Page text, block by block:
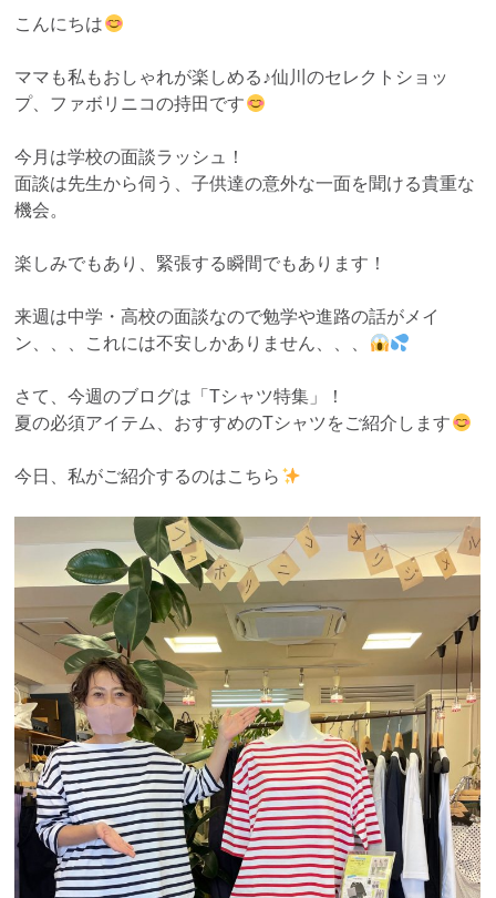
こんにちは
ママも私もおしゃれが楽しめる♪仙川のセレクトショッ
プ、ファボリニコの持田です
今月は学校の面談ラッシュ！
面談は先生から伺う、子供達の意外な一面を聞ける貴重な
機会。
楽しみでもあり、緊張する瞬間でもあります！
来週は中学・高校の面談なので勉学や進路の話がメイ
ン、、、これには不安しかありません、、、
さて、今週のブログは「Tシャツ特集」！
夏の必須アイテム、おすすめのTシャツをご紹介します
今日、私がご紹介するのはこちら